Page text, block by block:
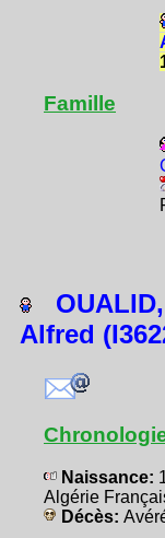
Famille
Alfred
Naissance:
Algérie
Décès: